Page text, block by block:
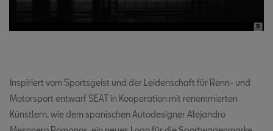
Inspiriert vom Sportsgeist und der Leidenschaft für Renn- und
Motorsport entwarf SEAT in Kooperation mit renommierten
Künstlern, wie dem spanischen Autodesigner Alejandro